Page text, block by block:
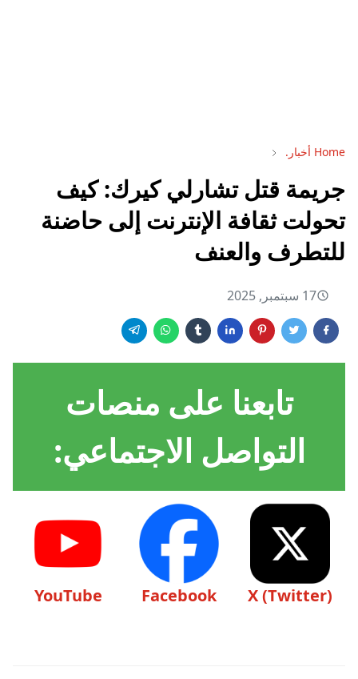
Home أخبار.
جريمة قتل تشارلي كيرك: كيف
تحولت ثقافة الإنترنت إلى حاضنة
للتطرف والعنف
17 سبتمبر, 2025
تابعنا على منصات
التواصل الاجتماعي:
X (Twitter)
Facebook
YouTube